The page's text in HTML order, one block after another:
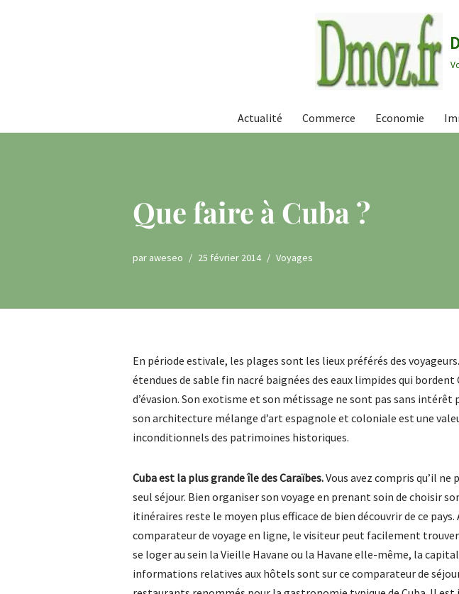
Actualité Commerce Economie
Que faire à Cuba ?
par aweseo 25 février 2014 Voyages
En période estivale, les plages sont les lieux préférés des
étendues de sable fin nacré baignées des eaux limpides qui
d’évasion. Son exotisme et son métissage ne sont pas sans
son architecture mélange d’art espagnole et coloniale est une
inconditionnels des patrimoines historiques.
Cuba est la plus grande île des Caraïbes.Vous avez compris qu’il ne
seul séjour. Bien organiser son voyage en prenant soin de choisir
itinéraires reste le moyen plus efficace de bien découvrir de ce pays.
comparateur de voyage en ligne, le visiteur peut facilement
se loger au sein la Vieille Havane ou la Havane elle-même, la
informations relatives aux hôtels sont sur ce comparateur de